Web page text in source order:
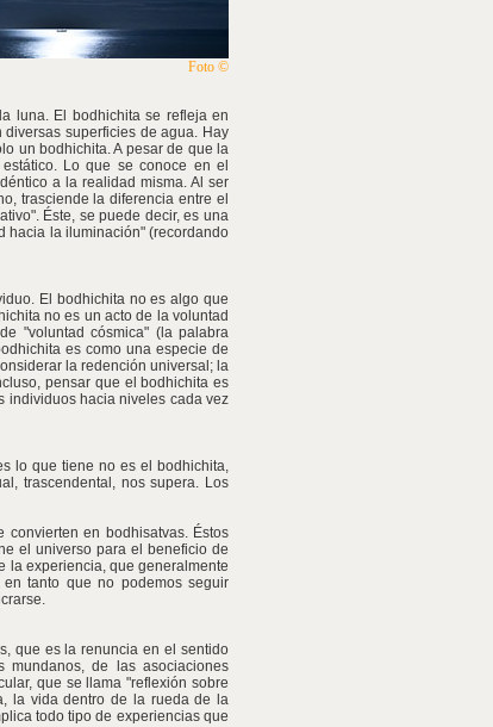
Foto ©
luna. El bodhichita se refleja en
superficies de agua. Hay
un bodhichita. A pesar de que la
Lo que se conoce en el
a la realidad misma. Al ser
trasciende la diferencia entre el
Éste, se puede decir, es una
hacia la iluminación" (recordando
El bodhichita no es algo que
no es un acto de la voluntad
"voluntad cósmica" (la palabra
es como una especie de
la redención universal; la
pensar que el bodhichita es
individuos hacia niveles cada vez
lo que tiene no es el bodhichita,
trascendental, nos supera. Los
en bodhisatvas. Éstos
el universo para el beneficio de
la experiencia, que generalmente
tanto que no podemos seguir
que es la renuncia en el sentido
mundanos, de las asociaciones
que se llama "reflexión sobre
la vida dentro de la rueda de la
todo tipo de experiencias que